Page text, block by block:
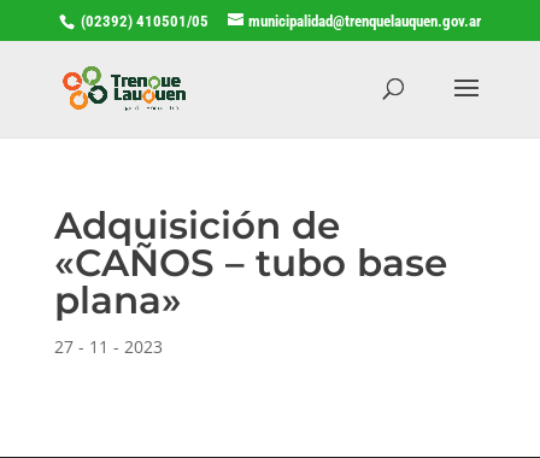
(02392) 410501/05 municipalidad@trenquelauquen.gov.ar
Adquisición de
«CAÑOS – tubo base
plana»
27 - 11 - 2023